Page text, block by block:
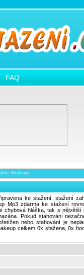
FAQ
Shakeup
ke stažení, stažení
Mp3 zdarma ke stažení
chybová hláška, tak s nějvětší
Pokud stahování
nebo stahování je
celkem 0x stažena, 0x